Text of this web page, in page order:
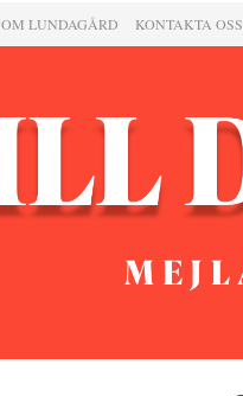
OM LUNDAGÅRD KONTAKTA OSS